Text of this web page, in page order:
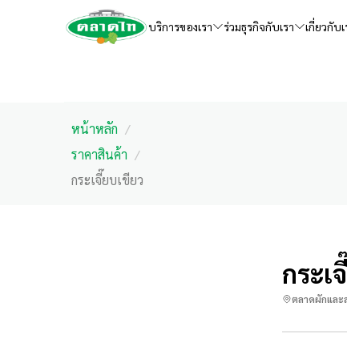
บริการของเรา ร่วมธุรกิจกับเรา เกี่ยวกับเ
หน้าหลัก /
ราคาสินค้า /
กระเจี๊ยบเขียว
กระเ
ตลาดผักและ